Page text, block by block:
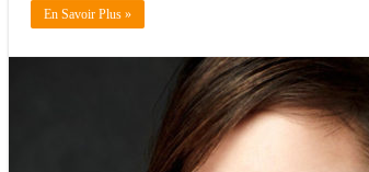
En Savoir Plus »